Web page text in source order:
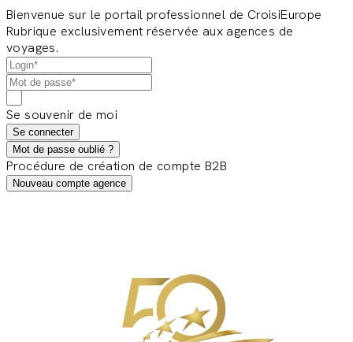
Bienvenue sur le portail professionnel de CroisiEurope
Rubrique exclusivement réservée aux agences de
voyages.
Se souvenir de moi
Se connecter
Mot de passe oublié ?
Procédure de création de compte B2B
Nouveau compte agence